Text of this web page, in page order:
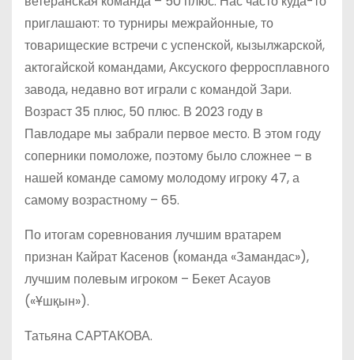
приглашают: то турниры межрайонные, то
товарищеские встречи с успенской, кызылжарской,
актогайской командами, Аксуского ферросплавного
завода, недавно вот играли с командой Зари.
Возраст 35 плюс, 50 плюс. В 2023 году в
Павлодаре мы забрали первое место. В этом году
соперники помоложе, поэтому было сложнее – в
нашей команде самому молодому игроку 47, а
самому возрастному – 65.
По итогам соревнования лучшим вратарем
признан Кайрат Касенов (команда «Замандас»),
лучшим полевым игроком – Бекет Асауов
(«Ұшқын»).
Татьяна САРТАКОВА.